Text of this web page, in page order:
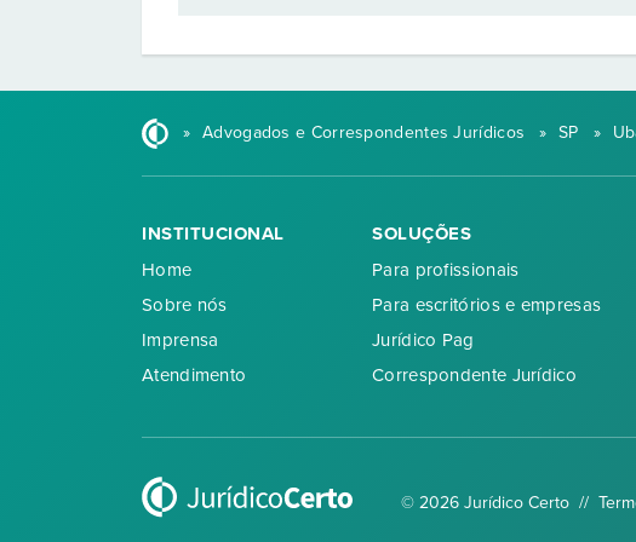
» Advogados e Correspondentes Jurídicos » SP »
INSTITUCIONAL
Home
Sobre nós
Imprensa
Atendimento
SOLUÇÕES
Para profissionais
Para escritórios e empresas
Jurídico Pag
Correspondente Jurídico
© 2026 Jurídico Certo //